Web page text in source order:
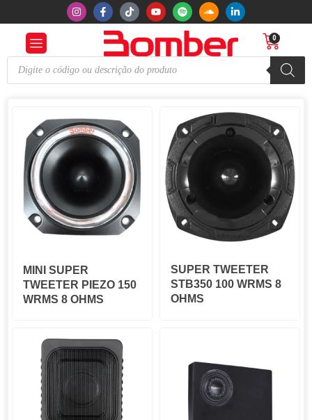
0
MINI SUPER
TWEETER PIEZO 150
WRMS 8 OHMS
SUPER TWEETER
STB350 100 WRMS 8
OHMS